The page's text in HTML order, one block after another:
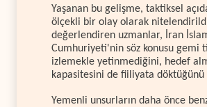
Yaşanan bu gelişme, taktiksel
ölçekli bir olay olarak
değerlendiren uzmanlar, İran
Cumhuriyeti'nin söz konusu gemi
izlemekle yetinmediğini, hedef
kapasitesini de fiiliyata
Yemenli unsurların daha önce